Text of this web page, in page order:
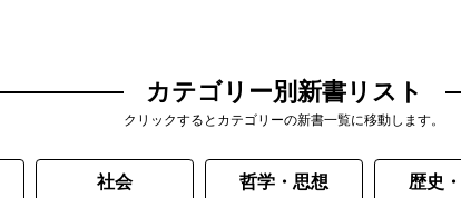
カテゴリー別新書リスト
クリックするとカテゴリーの新書一覧に移動します。
社会 哲学・思想 歴史